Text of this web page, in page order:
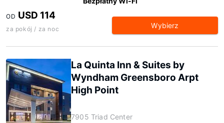
OD USD 114
za pokój / za noc Wybierz
La Quinta Inn & Suites by
Wyndham Greensboro Arpt
High Point
7905 Triad Center